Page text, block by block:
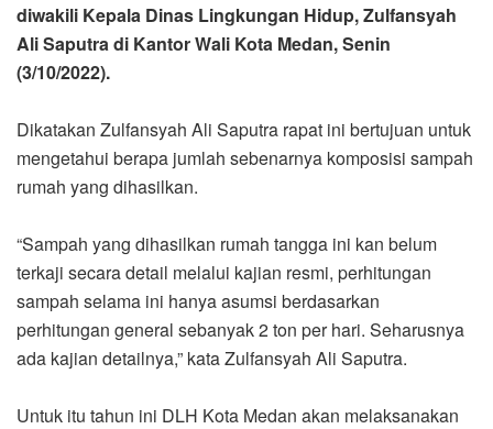
diwakili Kepala Dinas Lingkungan Hidup, Zulfansyah
Ali Saputra di Kantor Wali Kota Medan, Senin
(3/10/2022).
Dikatakan Zulfansyah Ali Saputra rapat ini bertujuan untuk
mengetahui berapa jumlah sebenarnya komposisi sampah
rumah yang dihasilkan.
“Sampah yang dihasilkan rumah tangga ini kan belum
terkaji secara detail melalui kajian resmi, perhitungan
sampah selama ini hanya asumsi berdasarkan
perhitungan general sebanyak 2 ton per hari. Seharusnya
ada kajian detailnya,” kata Zulfansyah Ali Saputra.
Untuk itu tahun ini DLH Kota Medan akan melaksanakan